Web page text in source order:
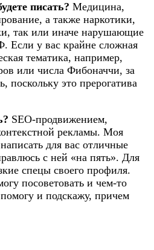
писать? Медицина,
а также наркотики,
так или иначе нарушающие
Если у вас крайне сложная
тематика, например,
или числа Фибоначчи, за
поскольку это прерогатива
SEO-продвижением,
рекламы. Моя
для вас отличные
с ней «на пять». Для
спецы своего профиля.
посоветовать и чем-то
и подскажу, причем